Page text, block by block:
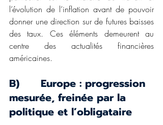
l’évolution de l’inflation avant de pouvoir
donner une direction sur de futures baisses
des taux. Ces éléments demeurent au
centre des actualités financières
américaines.
B)      Europe : progression
mesurée, freinée par la
politique et l’obligataire